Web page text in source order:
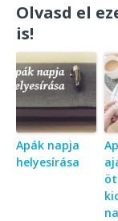
Olvasd el
is!
Apák napja
helyesírása